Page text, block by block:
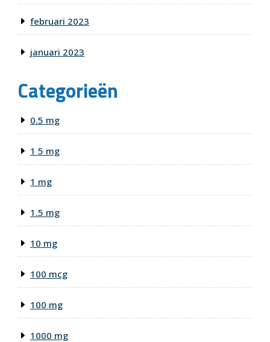
februari 2023
januari 2023
Categorieën
0.5 mg
1 5 mg
1 mg
1.5 mg
10 mg
100 mcg
100 mg
1000 mg